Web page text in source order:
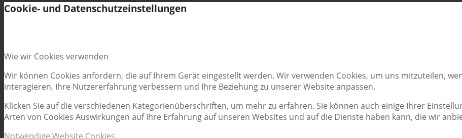
Cookie- und Datenschutzeinstellungen
Wie wir Cookies verwenden
Wir können Cookies anfordern, die auf Ihrem Gerät eingestellt werden. Wir verwenden Cookies, um uns mitzuteilen,
interagieren, Ihre Nutzererfahrung verbessern und Ihre Beziehung zu unserer Website anpassen.
Klicken Sie auf die verschiedenen Kategorienüberschriften, um mehr zu erfahren. Sie können auch einige Ihrer
Arten von Cookies Auswirkungen auf Ihre Erfahrung auf unseren Websites und auf die Dienste haben kann, die wir